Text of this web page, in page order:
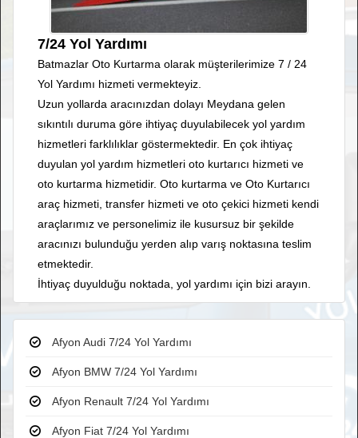
7/24 Yol Yardımı
Batmazlar Oto Kurtarma olarak müşterilerimize 7 / 24
Yol Yardımı hizmeti vermekteyiz.
Uzun yollarda aracınızdan dolayı Meydana gelen
sıkıntılı duruma göre ihtiyaç duyulabilecek yol yardım
hizmetleri farklılıklar göstermektedir. En çok ihtiyaç
duyulan yol yardım hizmetleri oto kurtarıcı hizmeti ve
oto kurtarma hizmetidir. Oto kurtarma ve Oto Kurtarıcı
araç hizmeti, transfer hizmeti ve oto çekici hizmeti kendi
araçlarımız ve personelimiz ile kusursuz bir şekilde
aracınızı bulunduğu yerden alıp varış noktasına teslim
etmektedir.
İhtiyaç duyulduğu noktada, yol yardımı için bizi arayın.
Afyon Audi 7/24 Yol Yardımı
Afyon BMW 7/24 Yol Yardımı
Afyon Renault 7/24 Yol Yardımı
Afyon Fiat 7/24 Yol Yardımı